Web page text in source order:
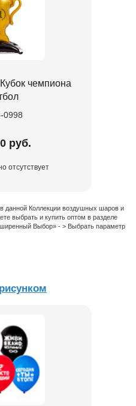
чемпиона
0998
руб.
отсутствует
данной Коллекции воздушных шаров и
выбрать и купить оптом в разделе
Выбор» - > Выбрать параметр